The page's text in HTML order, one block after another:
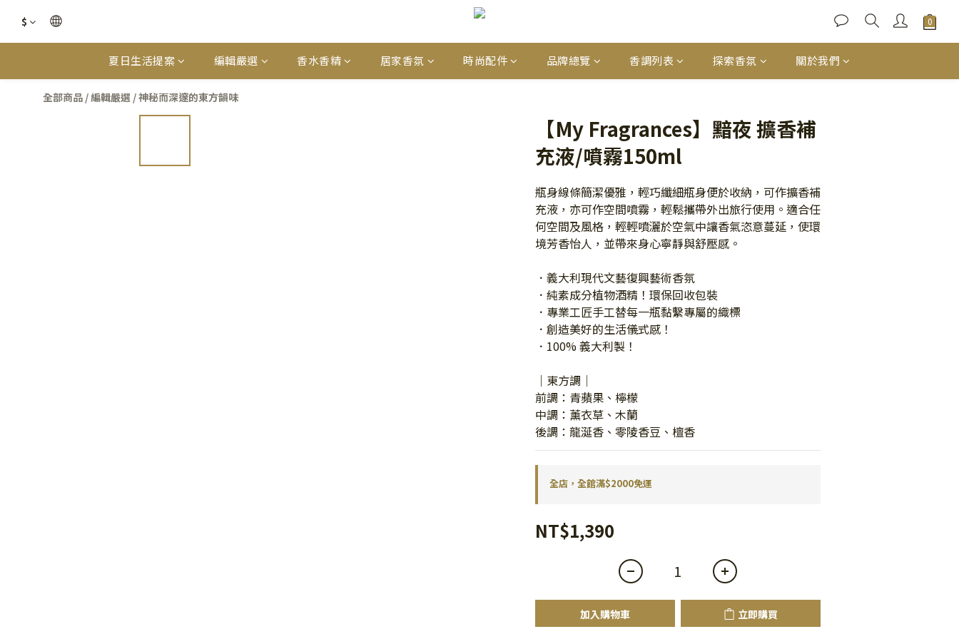
$
夏日生活提案 編輯嚴選 香水香精 居家香氛 時尚配件 品牌總覽 香調列表 探索香氛 關於我們
全部商品 /編輯嚴選 /神秘而深邃的東方韻味
【My Fragrances】黯夜 擴香補
充液/噴霧150ml
瓶身線條簡潔優雅，輕巧纖細瓶身便於收納，可作擴香補
充液，亦可作空間噴霧，輕鬆攜帶外出旅行使用。適合任
何空間及風格，輕輕噴灑於空氣中讓香氣恣意蔓延，使環
境芳香怡人，並帶來身心寧靜與舒壓感。
．義大利現代文藝復興藝術香氛
．純素成分植物酒精！環保回收包裝
．專業工匠手工替每一瓶黏繫專屬的織標
．創造美好的生活儀式感！
．100% 義大利製！
｜東方調｜
前調：青蘋果、檸檬
中調：薰衣草、木蘭
後調：龍涎香、零陵香豆、檀香
全店，全館滿$2000免運
NT$1,390
加入購物車 立即購買